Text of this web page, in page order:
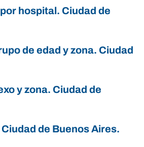
hospital. Ciudad de
de edad y zona. Ciudad
y zona. Ciudad de
de Buenos Aires.